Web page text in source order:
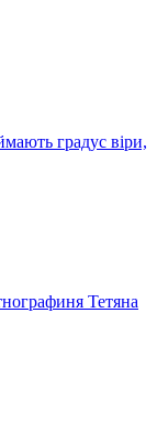
градус віри,
Тетяна